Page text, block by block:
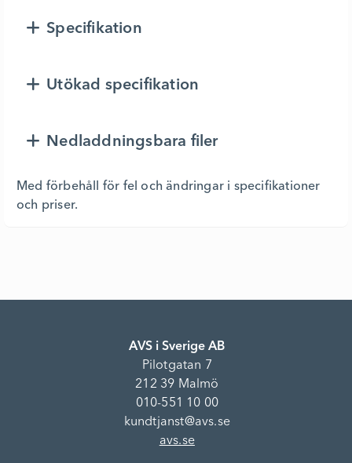
Specifikation
Utökad specifikation
Nedladdningsbara filer
Med förbehåll för fel och ändringar i specifikationer
och priser.
AVS i Sverige AB
Pilotgatan 7
212 39 Malmö
010-551 10 00
kundtjanst@avs.se
avs.se